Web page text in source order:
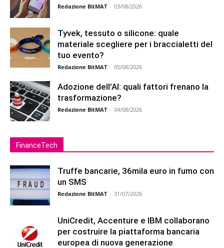
Redazione BitMAT - 03/08/2026
Tyvek, tessuto o silicone: quale
materiale scegliere per i braccialetti del
tuo evento?
Redazione BitMAT - 05/08/2026
Adozione dell’AI: quali fattori frenano la
trasformazione?
Redazione BitMAT - 04/08/2026
FinanceTech
Truffe bancarie, 36mila euro in fumo con
un SMS
Redazione BitMAT - 31/07/2026
UniCredit, Accenture e IBM collaborano
per costruire la piattaforma bancaria
europea di nuova generazione